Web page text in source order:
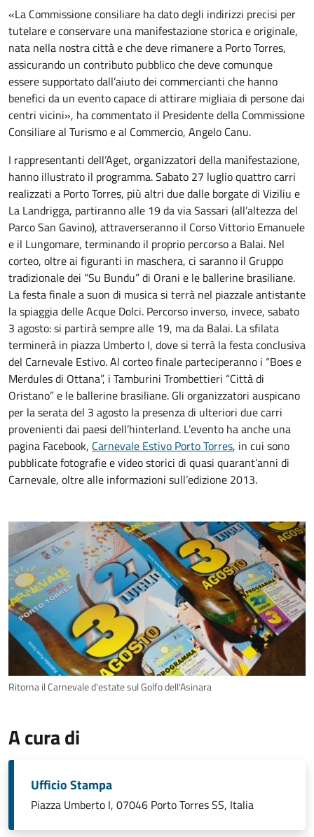
«La Commissione consiliare ha dato degli indirizzi precisi per
tutelare e conservare una manifestazione storica e originale,
nata nella nostra città e che deve rimanere a Porto Torres,
assicurando un contributo pubblico che deve comunque
essere supportato dall’aiuto dei commercianti che hanno
benefici da un evento capace di attirare migliaia di persone dai
centri vicini», ha commentato il Presidente della Commissione
Consiliare al Turismo e al Commercio, Angelo Canu.
I rappresentanti dell’Aget, organizzatori della manifestazione,
hanno illustrato il programma. Sabato 27 luglio quattro carri
realizzati a Porto Torres, più altri due dalle borgate di Viziliu e
La Landrigga, partiranno alle 19 da via Sassari (all’altezza del
Parco San Gavino), attraverseranno il Corso Vittorio Emanuele
e il Lungomare, terminando il proprio percorso a Balai. Nel
corteo, oltre ai figuranti in maschera, ci saranno il Gruppo
tradizionale dei “Su Bundu” di Orani e le ballerine brasiliane.
La festa finale a suon di musica si terrà nel piazzale antistante
la spiaggia delle Acque Dolci. Percorso inverso, invece, sabato
3 agosto: si partirà sempre alle 19, ma da Balai. La sfilata
terminerà in piazza Umberto I, dove si terrà la festa conclusiva
del Carnevale Estivo. Al corteo finale parteciperanno i “Boes e
Merdules di Ottana”, i Tamburini Trombettieri “Città di
Oristano” e le ballerine brasiliane. Gli organizzatori auspicano
per la serata del 3 agosto la presenza di ulteriori due carri
provenienti dai paesi dell’hinterland. L’evento ha anche una
pagina Facebook, Carnevale Estivo Porto Torres, in cui sono
pubblicate fotografie e video storici di quasi quarant’anni di
Carnevale, oltre alle informazioni sull’edizione 2013.
Ritorna il Carnevale d'estate sul Golfo dell'Asinara
A cura di
Ufficio Stampa
Piazza Umberto I, 07046 Porto Torres SS, Italia